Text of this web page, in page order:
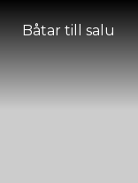
Båtar till salu